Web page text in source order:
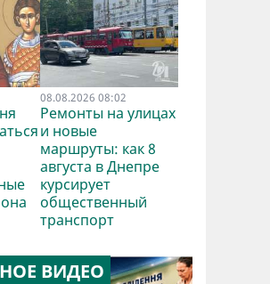
08.08.2026 08:02
Ремонты на улицах
и новые
маршруты: как 8
августа в Днепре
курсирует
общественный
транспорт
ВИДЕО